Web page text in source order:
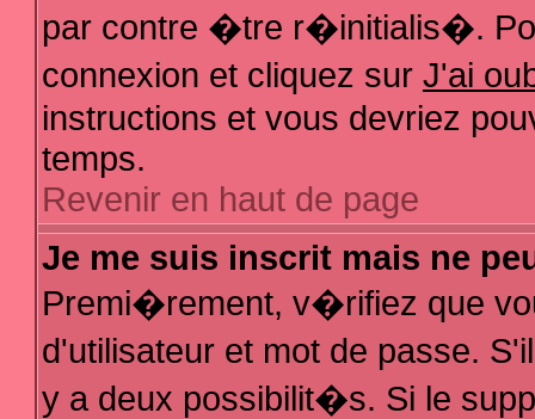
par contre �tre r�initialis�.
connexion et cliquez sur J'ai
instructions et vous devriez
temps.
Revenir en haut de page
Je me suis inscrit mais ne
Premi�rement, v�rifiez que
d'utilisateur et mot de passe.
y a deux possibilit�s. Si le